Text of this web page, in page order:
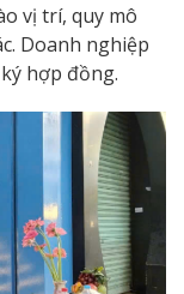
vị trí, quy mô
Doanh nghiệp
hợp đồng.